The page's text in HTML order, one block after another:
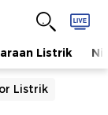
Listrik
Listrik